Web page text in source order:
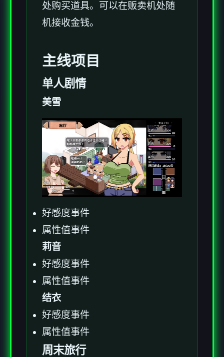
处购买道具。可以在贩卖机处随
机接收金钱。
主线项目
单人剧情
美雪
好感度事件
属性值事件
莉音
好感度事件
属性值事件
结衣
好感度事件
属性值事件
周末旅行